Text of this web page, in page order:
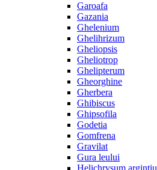
Garoafa
Gazania
Ghelenium
Ghelihrizum
Gheliopsis
Gheliotrop
Ghelipterum
Gheorghine
Gherbera
Ghibiscus
Ghipsofila
Godetia
Gomfrena
Gravilat
Gura leului
Helichrysum argintiu